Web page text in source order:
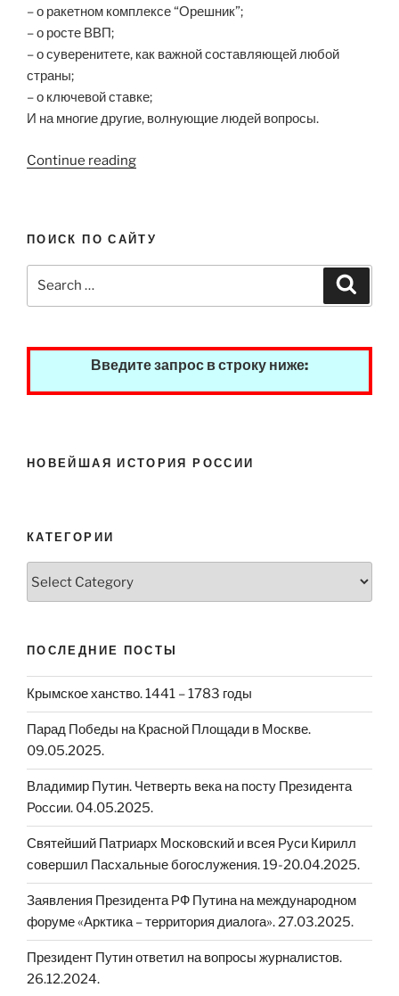
– о ракетном комплексе “Орешник”;
– о росте ВВП;
– о суверенитете, как важной составляющей любой
страны;
– о ключевой ставке;
И на многие другие, волнующие людей вопросы.
Continue reading“Итоги
Президентом
РФ
Путиным.
ПОИСК ПО САЙТУ
Введите запрос в строку ниже:
НОВЕЙШАЯ ИСТОРИЯ РОССИИ
КАТЕГОРИИ
ПОСЛЕДНИЕ ПОСТЫ
Крымское ханство. 1441 – 1783 годы
Парад Победы на Красной Площади в Москве.
09.05.2025.
Владимир Путин. Четверть века на посту Президента
России. 04.05.2025.
Святейший Патриарх Московский и всея Руси Кирилл
совершил Пасхальные богослужения. 19-20.04.2025.
Заявления Президента РФ Путина на международном
форуме «Арктика – территория диалога». 27.03.2025.
Президент Путин ответил на вопросы журналистов.
26.12.2024.